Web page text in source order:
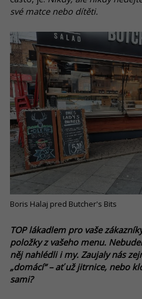
své matce nebo dítěti.
Boris Halaj pred Butcher's Bits
TOP lákadlem pro vaše
položky z vašeho menu.
něj nahlédli i my. Zaujaly nás
„domácí“ – ať už jitrnice, nebo
sami?